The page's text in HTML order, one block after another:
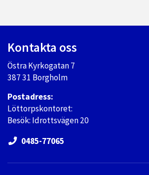
Kontakta oss
Östra Kyrkogatan 7
387 31 Borgholm
Postadress:
Löttorpskontoret:
Besök: Idrottsvägen 20
0485-77065